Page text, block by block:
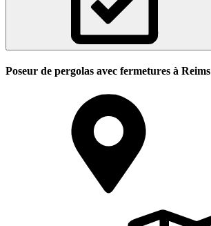
Poseur de pergolas avec fermetures à Reims